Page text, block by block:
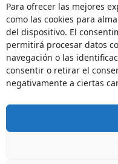
Para ofrecer las mejores
como las cookies para
del dispositivo. El
permitirá procesar datos
navegación o las
consentir o retirar el
negativamente a ciertas
Política de
S.A
Política de Derechos
Contenidos
Política Editorial de la
Encuesta de